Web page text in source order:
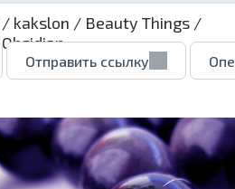
/ kakslon / Beauty Things /
Obsidian
Отправить ссылку